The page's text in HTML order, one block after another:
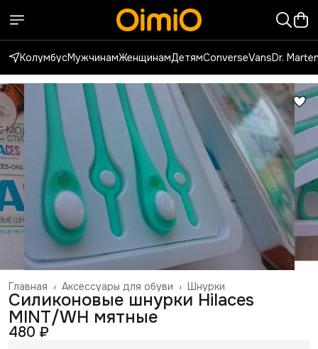
КолумбусМужчинамЖенщинамДетямConverseVansDr.
Шнурки
Аксессуары для обуви ›
Главная ›
Силиконовые шнурки Hilaces
MINT/WH мятные
480 ₽